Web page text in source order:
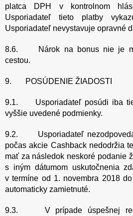
platca DPH v kontrolnom
Usporiadateľ tieto platby
Usporiadateľ nevystavuje opravné
8.6. Nárok na bonus nie je
cestou.
9. POSÚDENIE ŽIADOSTI
9.1. Usporiadateľ posúdi iba tie
vyššie uvedené podmienky.
9.2. Usporiadateľ
počas akcie Cashback nedodržia
mať za následok neskoré podanie
s iným dátumom uskutočnenia
v termíne od 1. novembra 2018
automaticky zamietnuté.
9.3. V prípade úspešnej